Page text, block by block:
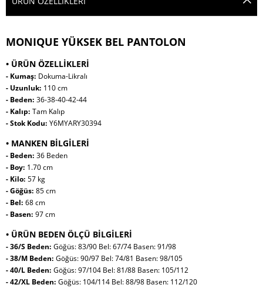
MONIQUE YÜKSEK BEL PANTOLON
• ÜRÜN ÖZELLİKLERİ
- Kumaş: Dokuma-Likralı
- Uzunluk: 110 cm
- Beden: 36-38-40-42-44
- Kalıp: Tam Kalıp
- Stok Kodu: Y6MYARY30394
• MANKEN BİLGİLERİ
- Beden: 36 Beden
- Boy: 1.70 cm
- Kilo: 57 kg
- Göğüs: 85 cm
- Bel: 68 cm
- Basen: 97 cm
• ÜRÜN BEDEN ÖLÇÜ BİLGİLERİ
- 36/S Beden: Göğüs: 83/90 Bel: 67/74 Basen: 91/98
- 38/M Beden: Göğüs: 90/97 Bel: 74/81 Basen: 98/105
- 40/L Beden: Göğüs: 97/104 Bel: 81/88 Basen: 105/112
- 42/XL Beden: Göğüs: 104/114 Bel: 88/98 Basen: 112/120